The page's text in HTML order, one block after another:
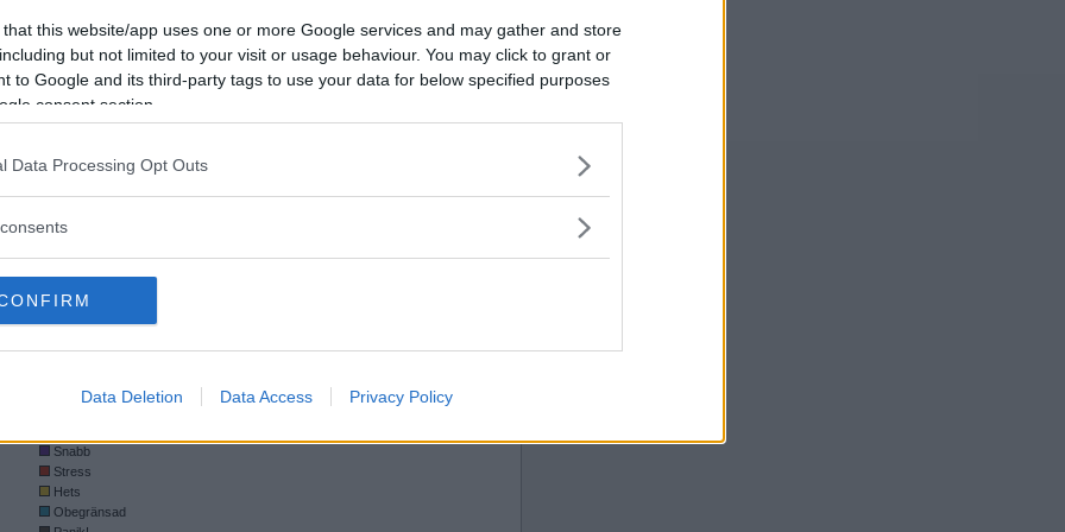
that this website/app uses one or more Google services and may gather and store
but not limited to your visit or usage behaviour. You may click to grant or
to Google and its third-party tags to use your data for below specified purposes
consent section.
Data Processing Opt Outs
Data Deletion Data Access Privacy Policy
Snitt rullningar per match
0.0
Snitt lagda brickor per match
Snabb
Stress
Hets
Obegränsad
Vill du bli
medlem?